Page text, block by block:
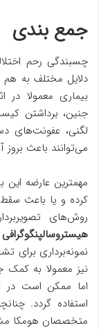
جمع بندی
چسبندگی رحم
دلایل مختلف به
بیماری معمولا در
جنین، برداشتن
لگنی، عفونت‌های
می‌توانند باعث بروز
مهمترین عارضه این
کرده و یا باعث
روش‌های
هیستروسالپنگوگرافی
نمونه‌برداری برای
نیز معمولا به کمک
اما ممکن است در
استفاده گردد.
متخصصان هومکا